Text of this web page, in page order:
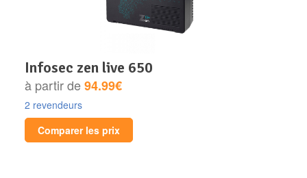
infosec zen live 650
à partir de94.99€
2 revendeurs
Comparer les prix